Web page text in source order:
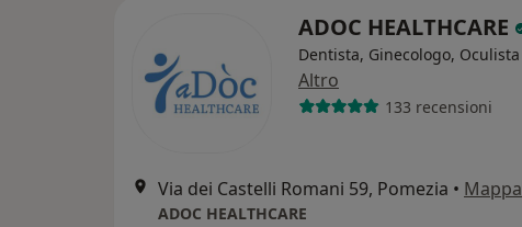
ADOC HEALTHCARE
Dentista, Ginecologo, Oculista
Altro
133 recensioni
Via dei Castelli Romani 59, Pomezia • Mappa
ADOC HEALTHCARE